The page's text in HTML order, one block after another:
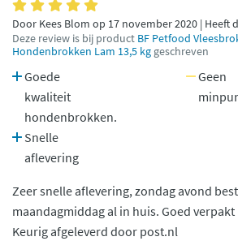
Door Kees Blom op 17 november 2020 |
Deze review is bij product BF Petfood
Hondenbrokken Lam 13,5 kg geschreven
Goede
kwaliteit
hondenbrokken.
Snelle
aflevering
Geen
Zeer snelle aflevering, zondag avond
maandagmiddag al in huis. Goed
Keurig afgeleverd door post.nl